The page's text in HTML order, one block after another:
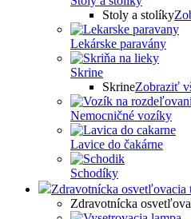
Stoly a stolíky
Lekárske paravány
Skrine
SkrineZobraziť
Nemocničné vozíky
Lavice do čakárne
Schodíky
Zdravotnícka osvetľovacia
Zdravotnícka